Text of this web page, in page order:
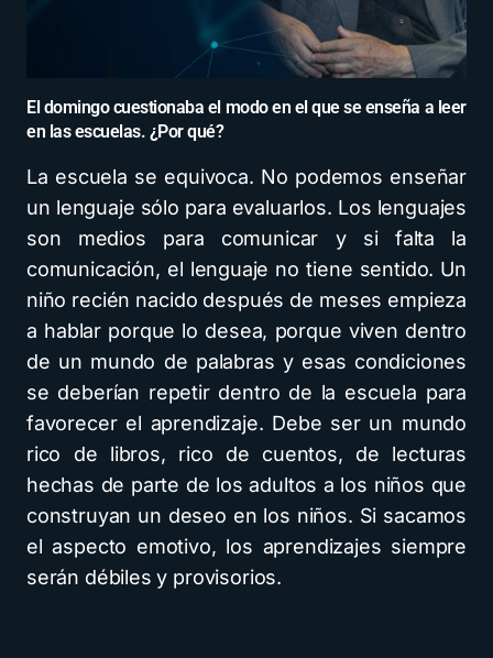
El domingo cuestionaba el modo en el que se enseña a leer
en las escuelas. ¿Por qué?
La escuela se equivoca. No podemos enseñar
un lenguaje sólo para evaluarlos. Los lenguajes
son medios para comunicar y si falta la
comunicación, el lenguaje no tiene sentido. Un
niño recién nacido después de meses empieza
a hablar porque lo desea, porque viven dentro
de un mundo de palabras y esas condiciones
se deberían repetir dentro de la escuela para
favorecer el aprendizaje. Debe ser un mundo
rico de libros, rico de cuentos, de lecturas
hechas de parte de los adultos a los niños que
construyan un deseo en los niños. Si sacamos
el aspecto emotivo, los aprendizajes siempre
serán débiles y provisorios.